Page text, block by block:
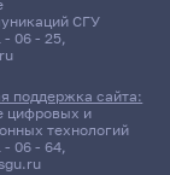
СГУ
- 06 - 25,
поддержка сайта:
цифровых и
технологий
- 06 - 64,